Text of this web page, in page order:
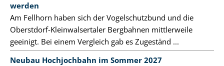
werden
Am Fellhorn haben sich der Vogelschutzbund und die
Oberstdorf-Kleinwalsertaler Bergbahnen mittlerweile
geeinigt. Bei einem Vergleich gab es Zugeständ ...
Neubau Hochjochbahn im Sommer 2027